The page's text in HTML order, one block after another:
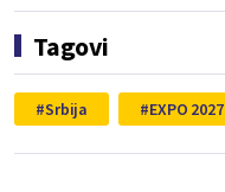
Tagovi
Srbija EXPO 2027